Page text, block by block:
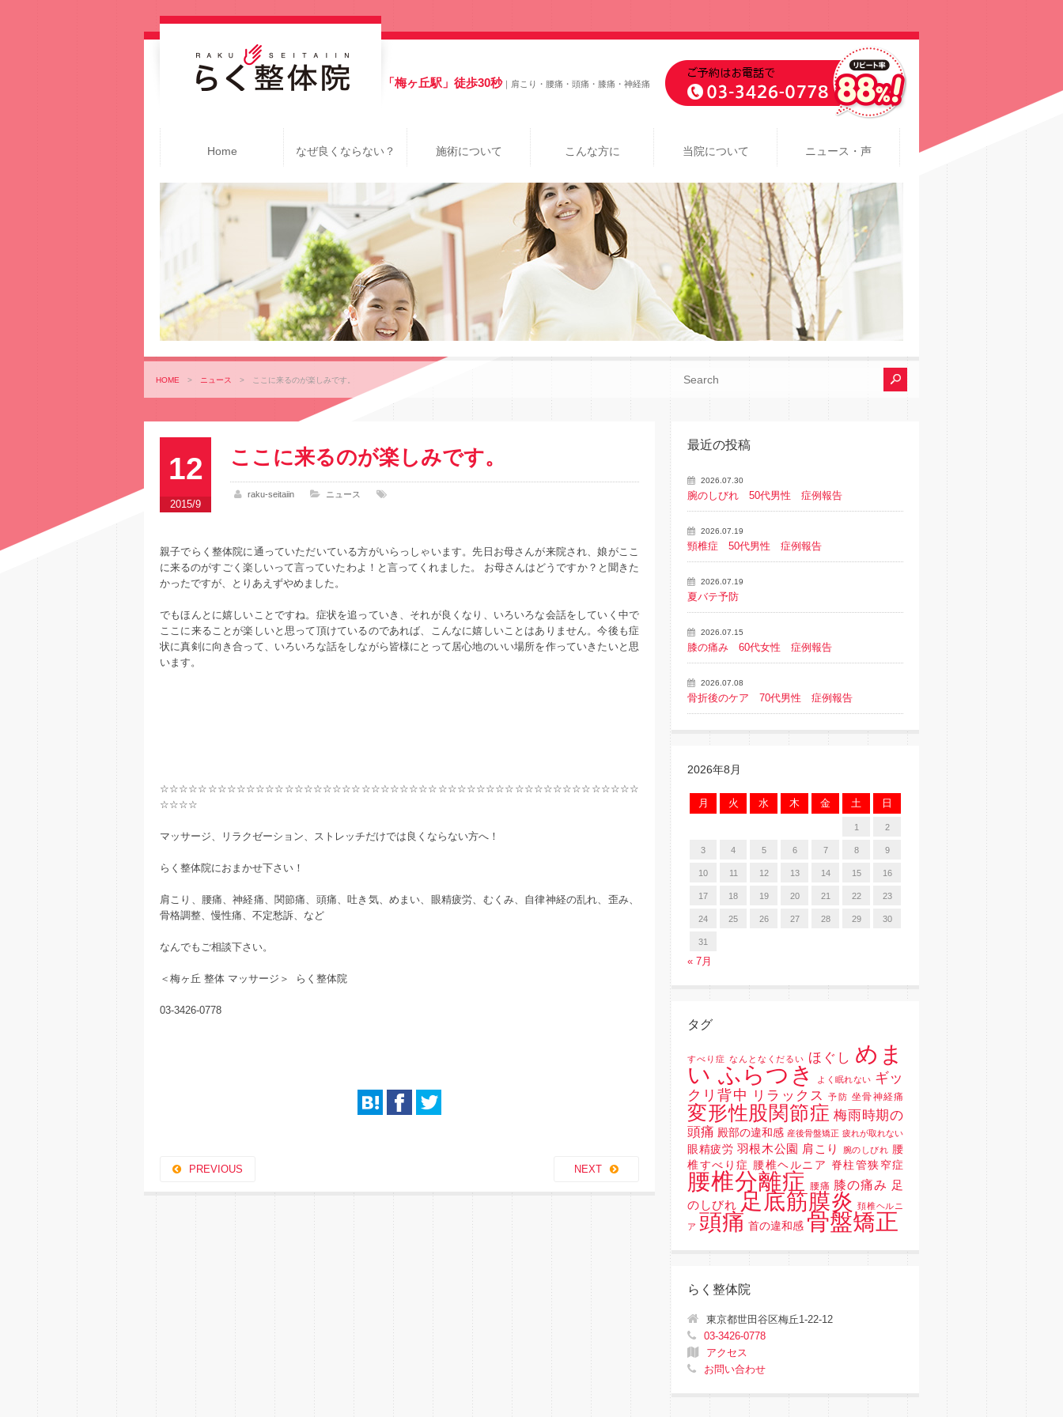
「梅ヶ丘駅」徒歩30秒｜肩こり・腰痛・頭痛・膝痛・神経痛
Home なぜ良くならない？ 施術について こんな方に 当院について ニュース・声
HOME > ニュース > ここに来るのが楽しみです。
12
2015/9
ここに来るのが楽しみです。
raku-seitaiin ニュース
親子でらく整体院に通っていただいている方がいらっしゃいます。先日お母さんが来院され、娘がここ
に来るのがすごく楽しいって言っていたわよ！と言ってくれました。 お母さんはどうですか？と聞きた
かったですが、とりあえずやめました。
でもほんとに嬉しいことですね。症状を追っていき、それが良くなり、いろいろな会話をしていく中で
ここに来ることが楽しいと思って頂けているのであれば、こんなに嬉しいことはありません。今後も症
状に真剣に向き合って、いろいろな話をしながら皆様にとって居心地のいい場所を作っていきたいと思
います。
☆☆☆☆☆☆☆☆☆☆☆☆☆☆☆☆☆☆☆☆☆☆☆☆☆☆☆☆☆☆☆☆☆☆☆☆☆☆☆☆☆☆☆☆☆☆☆☆☆☆
☆☆☆☆
マッサージ、リラクゼーション、ストレッチだけでは良くならない方へ！
らく整体院におまかせ下さい！
肩こり、腰痛、神経痛、関節痛、頭痛、吐き気、めまい、眼精疲労、むくみ、自律神経の乱れ、歪み、
骨格調整、慢性痛、不定愁訴、など
なんでもご相談下さい。
＜梅ヶ丘 整体 マッサージ＞ らく整体院
03-3426-0778
PREVIOUS NEXT
最近の投稿
2026.07.30
腕のしびれ 50代男性 症例報告
2026.07.19
頸椎症 50代男性 症例報告
2026.07.19
夏バテ予防
2026.07.15
膝の痛み 60代女性 症例報告
2026.07.08
骨折後のケア 70代男性 症例報告
2026年8月
月 火 水 木 金 土 日
1 2
3 4 5 6 7 8 9
10 11 12 13 14 15 16
17 18 19 20 21 22 23
24 25 26 27 28 29 30
31
« 7月
タグ
すべり症 なんとなくだるい ほぐし めま
い ふらつき
よく眠れない ギッ
クリ背中
リラックス 予防 坐骨神経痛
変形性股関節症 梅雨時期の
頭痛 殿部の違和感 産後骨盤矯正 疲れが取れない
眼精疲労 羽根木公園 肩こり 腕のしびれ 腰
椎すべり症 腰椎ヘルニア 脊柱管狭窄症
腰椎分離症 腰痛 膝の痛み 足
のしびれ 足底筋膜炎 頚椎ヘルニ
ア 頭痛 首の違和感 骨盤矯正
らく整体院
東京都世田谷区梅丘1-22-12
03-3426-0778
アクセス
お問い合わせ